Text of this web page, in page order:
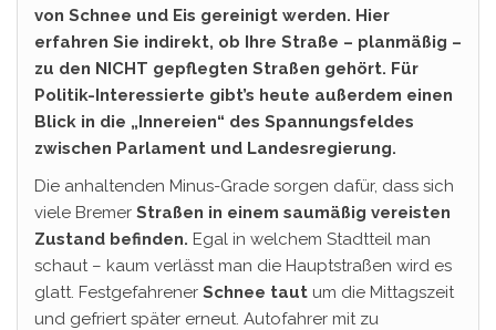
von Schnee und Eis gereinigt werden. Hier
erfahren Sie indirekt, ob Ihre Straße – planmäßig –
zu den NICHT gepflegten Straßen gehört. Für
Politik-Interessierte gibt’s heute außerdem einen
Blick in die „Innereien“ des Spannungsfeldes
zwischen Parlament und Landesregierung.
Die anhaltenden Minus-Grade sorgen dafür, dass sich
viele Bremer Straßen in einem saumäßig vereisten
Zustand befinden. Egal in welchem Stadtteil man
schaut – kaum verlässt man die Hauptstraßen wird es
glatt. Festgefahrener Schnee taut um die Mittagszeit
und gefriert später erneut. Autofahrer mit zu